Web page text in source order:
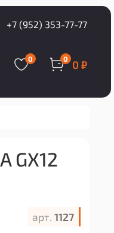
+7 (952) 353-77-77
0 0 0 ₽
арт. 1127
GX12